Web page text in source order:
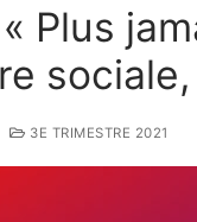
Plus
3E TRIMESTRE 2021